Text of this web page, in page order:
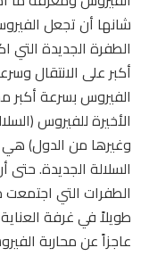
شانها أن تجعل
الطفرة الجديدة التي
أكبر على الانتقال
الفيروس بسرعة أكبر
الأخيرة للفيروس
وغيرها من الدول)
السلالة الجديدة.
الطفرات التي
طويلاً في غرفة
عاجزاً عن محاربة